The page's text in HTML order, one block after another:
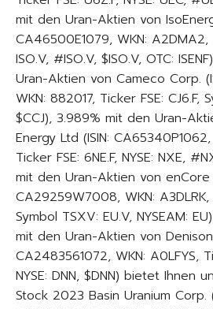
mit den Uran-Aktien von
CA46500E1079, WKN: A2DMA2,
ISO.V, #ISO.V, $ISO.V, OTC:
Uran-Aktien von Cameco Corp.
WKN: 882017, Ticker FSE: CJ6.F,
$CCJ), 3.989% mit den Uran-
Energy Ltd (ISIN: CA65340P1062,
Ticker FSE: 6NE.F, NYSE: NXE,
mit den Uran-Aktien von enCore
CA29259W7008, WKN: A3DLRK,
Symbol TSXV: EU.V, NYSEAM:
mit den Uran-Aktien von Denison
CA2483561072, WKN: A0LFYS,
NYSE: DNN, $DNN) bietet Ihnen
Stock 2023 Basin Uranium Corp.